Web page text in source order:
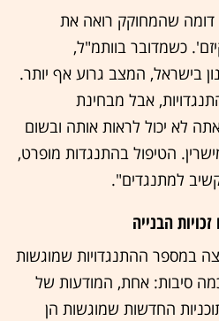
דומה שהמחוקק רואה את
כשמדובר בוותמ"ל,
בישראל, המצב גרוע אף יותר.
אבל מבחינת
לא יכול לראות אותה ובשום
הטיפול בהתנגדות מופרט,
למתנגדים".
הבנייה
במספר ההתנגדויות שמוגשות
סיבות: אחת, המודעות של
החדשות שמוגשות הן